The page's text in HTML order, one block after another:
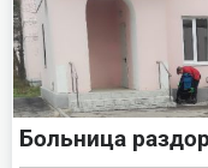
Больница